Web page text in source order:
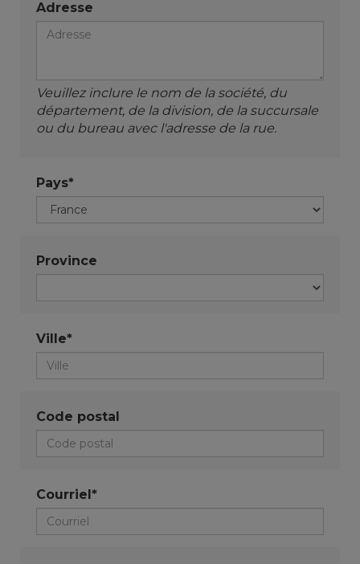
Adresse
Veuillez inclure le nom de la société, du
département, de la division, de la succursale
ou du bureau avec l'adresse de la rue.
Pays*
Province
Ville*
Code postal
Courriel*